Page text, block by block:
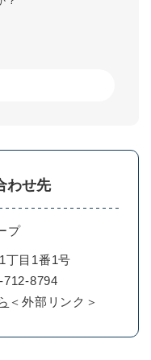
わせ先
プ
丁目1番1号
712-8794
＜外部リンク＞